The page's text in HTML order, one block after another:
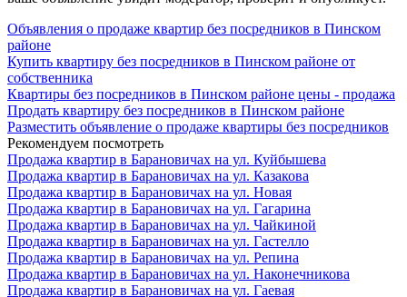
Объявления о продаже квартир без посредников в Пинском
районе
Купить квартиру без посредников в Пинском районе от
собственника
Квартиры без посредников в Пинском районе цены - продажа
Продать квартиру без посредников в Пинском районе
Разместить объявление о продаже квартиры без посредников
Рекомендуем посмотреть
Продажа квартир в Барановичах на ул. Куйбышева
Продажа квартир в Барановичах на ул. Казакова
Продажа квартир в Барановичах на ул. Новая
Продажа квартир в Барановичах на ул. Гагарина
Продажа квартир в Барановичах на ул. Чайкиной
Продажа квартир в Барановичах на ул. Гастелло
Продажа квартир в Барановичах на ул. Репина
Продажа квартир в Барановичах на ул. Наконечникова
Продажа квартир в Барановичах на ул. Гаевая